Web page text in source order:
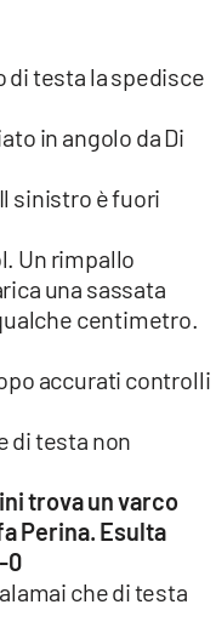
di testa la spedisce
in angolo da Di
sinistro è fuori
Un rimpallo
una sassata
centimetro.
accurati controlli
di testa non
trova un varco
Perina. Esulta
0
che di testa